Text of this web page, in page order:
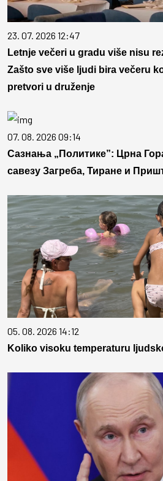
23. 07. 2026 12:47
Letnje večeri u gradu više nisu
Zašto sve više ljudi bira večeru
pretvori u druženje
07. 08. 2026 09:14
Сазнања „Политике”: Црна
савезу Загреба, Тиране и
05. 08. 2026 14:12
Koliko visoku temperaturu